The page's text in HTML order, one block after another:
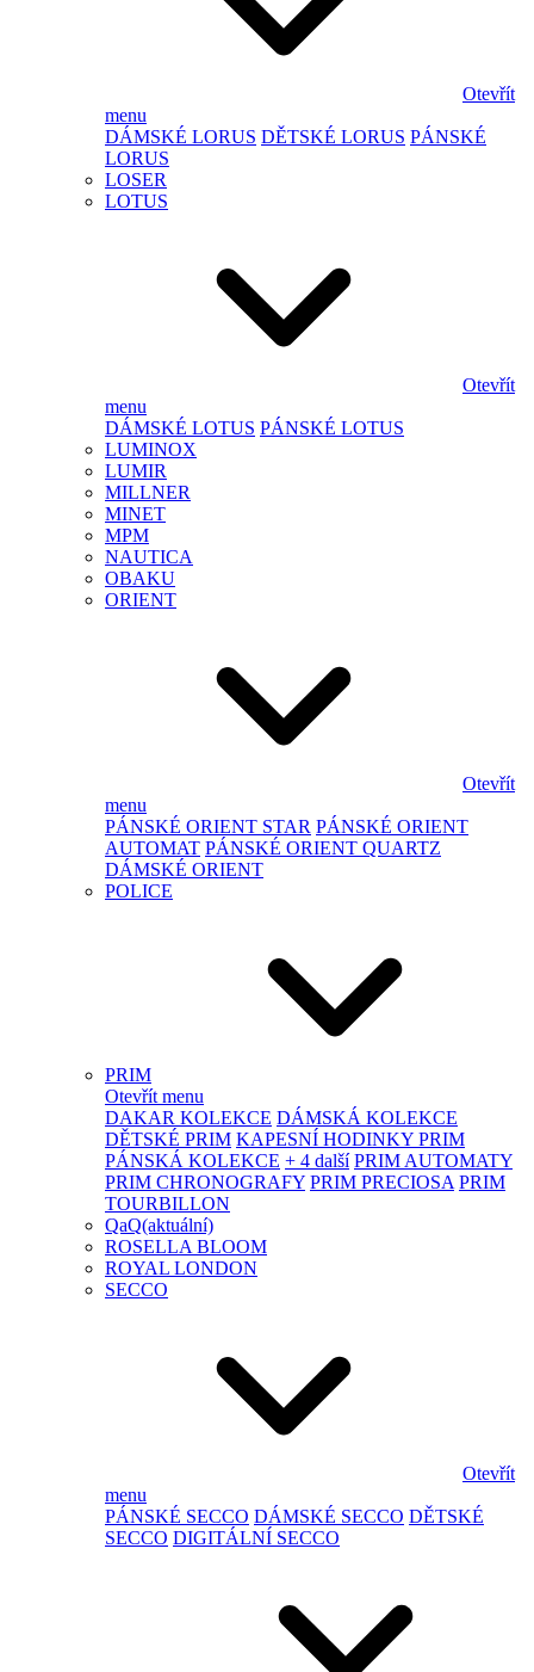
Otevřít
menu
DÁMSKÉ LORUS DĚTSKÉ LORUS PÁNSKÉ
LORUS
LOSER
LOTUS
Otevřít
menu
DÁMSKÉ LOTUS PÁNSKÉ LOTUS
LUMINOX
LUMIR
MILLNER
MINET
MPM
NAUTICA
OBAKU
ORIENT
Otevřít
menu
PÁNSKÉ ORIENT STAR PÁNSKÉ ORIENT
AUTOMAT PÁNSKÉ ORIENT QUARTZ
DÁMSKÉ ORIENT
POLICE
PRIM
Otevřít menu
DAKAR KOLEKCE DÁMSKÁ KOLEKCE
DĚTSKÉ PRIM KAPESNÍ HODINKY PRIM
PÁNSKÁ KOLEKCE + 4 další PRIM AUTOMATY
PRIM CHRONOGRAFY PRIM PRECIOSA PRIM
TOURBILLON
QaQ(aktuální)
ROSELLA BLOOM
ROYAL LONDON
SECCO
Otevřít
menu
PÁNSKÉ SECCO DÁMSKÉ SECCO DĚTSKÉ
SECCO DIGITÁLNÍ SECCO